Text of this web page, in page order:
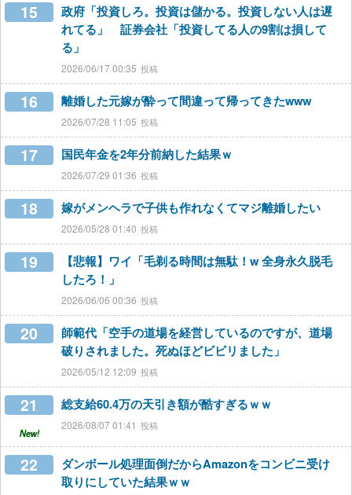
15
政府「投資しろ。投資は儲かる。投資しない人は遅
れてる」 証券会社「投資してる人の9割は損して
る」
2026/06/17 00:35
16 離婚した元嫁が酔って間違って帰ってきたwww
2026/07/28 11:05
17 国民年金を2年分前納した結果ｗ
2026/07/29 01:36
18 嫁がメンヘラで子供も作れなくてマジ離婚したい
2026/05/28 01:40
19
【悲報】ワイ「毛剃る時間は無駄！w 全身永久脱毛
したろ！」
2026/06/06 00:36
20
師範代「空手の道場を経営しているのですが、道場
破りされました。死ぬほどビビリました」
2026/05/12 12:09
21
New!
総支給60.4万の天引き額が酷すぎるｗｗ
2026/08/07 01:41
22
ダンボール処理面倒だからAmazonをコンビニ受け
取りにしていた結果ｗｗ